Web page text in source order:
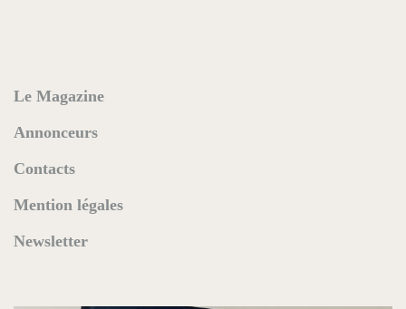
Le Magazine
Annonceurs
Contacts
Mention légales
Newsletter